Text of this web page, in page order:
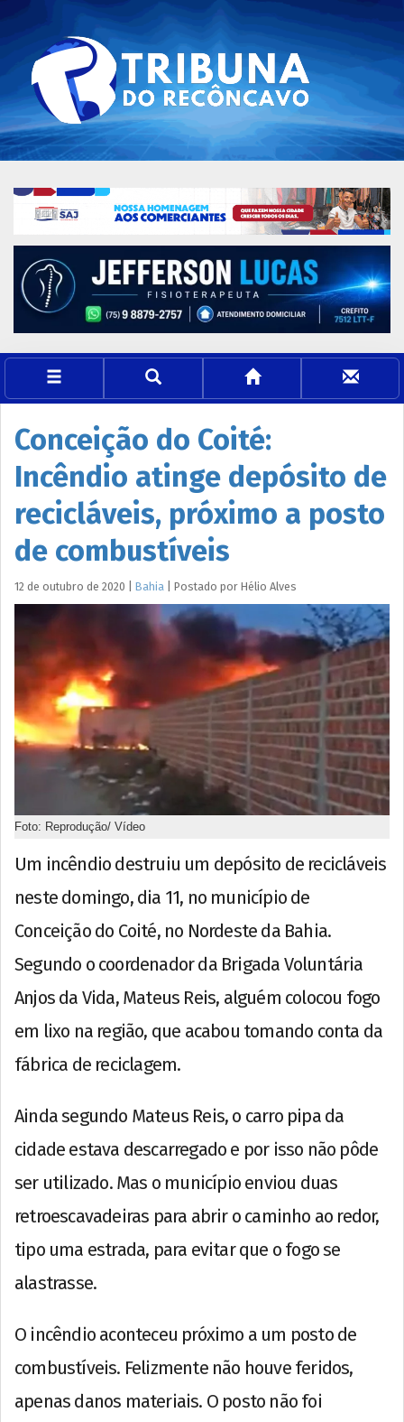
Conceição do Coité:
Incêndio atinge depósito de
recicláveis, próximo a posto
de combustíveis
12 de outubro de 2020 Bahia Postado por Hélio Alves
Foto: Reprodução/ Vídeo
Um incêndio destruiu um depósito de recicláveis
neste domingo, dia 11, no município de
Conceição do Coité, no Nordeste da Bahia.
Segundo o coordenador da Brigada Voluntária
Anjos da Vida, Mateus Reis, alguém colocou fogo
em lixo na região, que acabou tomando conta da
fábrica de reciclagem.
Ainda segundo Mateus Reis, o carro pipa da
cidade estava descarregado e por isso não pôde
ser utilizado. Mas o município enviou duas
retroescavadeiras para abrir o caminho ao redor,
tipo uma estrada, para evitar que o fogo se
alastrasse.
O incêndio aconteceu próximo a um posto de
combustíveis. Felizmente não houve feridos,
apenas danos materiais. O posto não foi